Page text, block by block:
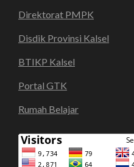
Direktorat PMPK
Disdik Provinsi Kalsel
BTIKP Kalsel
Portal GTK
Rumah Belajar